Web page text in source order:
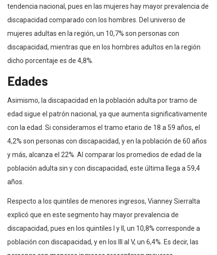
tendencia nacional, pues en las mujeres hay mayor prevalencia de
discapacidad comparado con los hombres. Del universo de
mujeres adultas en la región, un 10,7% son personas con
discapacidad, mientras que en los hombres adultos en la región
dicho porcentaje es de 4,8%.
Edades
Asimismo, la discapacidad en la población adulta por tramo de
edad sigue el patrón nacional, ya que aumenta significativamente
con la edad. Si consideramos el tramo etario de 18 a 59 años, el
4,2% son personas con discapacidad, y en la población de 60 años
y más, alcanza el 22%. Al comparar los promedios de edad de la
población adulta sin y con discapacidad, este última llega a 59,4
años.
Respecto a los quintiles de menores ingresos, Vianney Sierralta
explicó que en este segmento hay mayor prevalencia de
discapacidad, pues en los quintiles I y II, un 10,8% corresponde a
población con discapacidad, y en los III al V, un 6,4%. Es decir, las